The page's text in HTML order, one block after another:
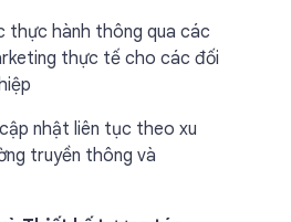
thực hành thông qua các
thực tế cho các đối
nhật liên tục theo xu
truyền thông và